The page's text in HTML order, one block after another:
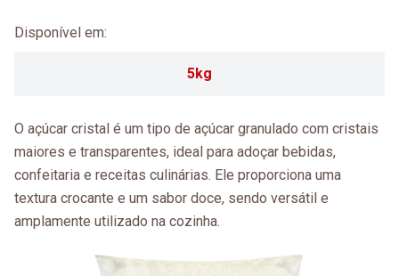
Disponível em:
5kg
O açúcar cristal é um tipo de açúcar granulado com cristais
maiores e transparentes, ideal para adoçar bebidas,
confeitaria e receitas culinárias. Ele proporciona uma
textura crocante e um sabor doce, sendo versátil e
amplamente utilizado na cozinha.